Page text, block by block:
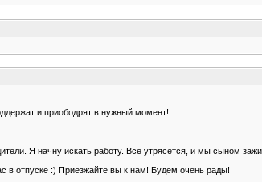
и приободрят в нужный момент!
Я начну искать работу. Все утрясется, и мы
отпуске :) Приезжайте вы к нам! Будем очень рады!